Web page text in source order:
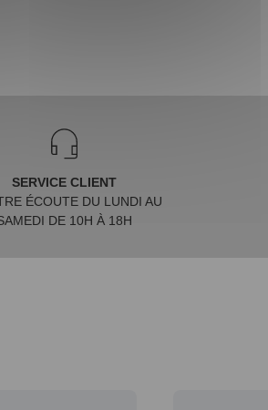
SERVICE CLIENT
ÉCOUTE DU LUNDI AU
DE 10H À 18H